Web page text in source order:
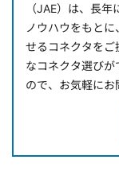
（JAE）は、長
ノウハウをもと
せるコネクタを
なコネクタ選び
ので、お気軽にお